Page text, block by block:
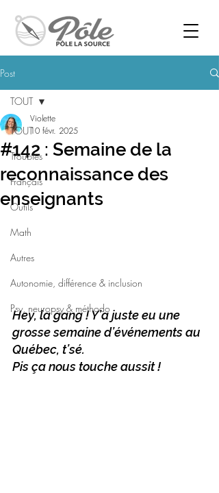
Post
TOUT
Troubles
Français
Outils
Math
Autres
Autonomie, différence & inclusion
Psy, neuropsy & méthodo
TOUT
#142 : Semaine de la
reconnaissance des
enseignants
Violette
10 févr. 2025
Hey, la gang ! Y’a juste eu une
grosse semaine d’événements au
Québec, t’sé.
Pis ça nous touche aussit !